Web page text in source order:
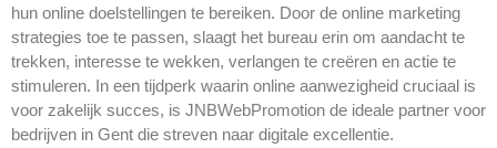
hun online doelstellingen te bereiken. Door de online marketing
strategies toe te passen, slaagt het bureau erin om aandacht te
trekken, interesse te wekken, verlangen te creëren en actie te
stimuleren. In een tijdperk waarin online aanwezigheid cruciaal is
voor zakelijk succes, is JNBWebPromotion de ideale partner voor
bedrijven in Gent die streven naar digitale excellentie.